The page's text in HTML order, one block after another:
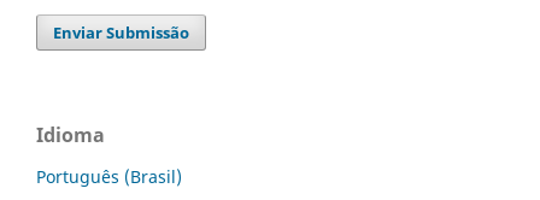
Enviar Submissão
Idioma
Português (Brasil)